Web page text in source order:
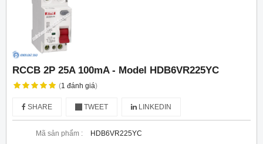
RCCB 2P 25A 100mA - Model HDB6VR225YC
(1 đánh giá)
SHARE TWEET LINKEDIN
Mã sản phẩm :
HDB6VR225YC